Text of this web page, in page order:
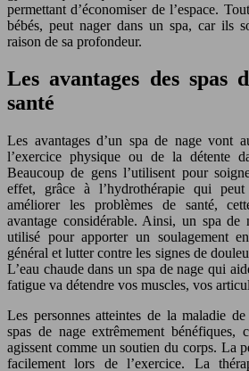
permettant d’économiser de l’espace.
bébés, peut nager dans un spa, car ils
raison de sa profondeur.
Les avantages des spas
santé
Les avantages d’un spa de nage vont
l’exercice physique ou de la détente
Beaucoup de gens l’utilisent pour
effet, grâce à l’hydrothérapie qui
améliorer les problèmes de santé,
avantage considérable. Ainsi, un spa de
utilisé pour apporter un soulagement
général et lutter contre les signes de
L’eau chaude dans un spa de nage qui
fatigue va détendre vos muscles, vos
Les personnes atteintes de la maladie
spas de nage extrêmement bénéfiques,
agissent comme un soutien du corps. La
facilement lors de l’exercice. La